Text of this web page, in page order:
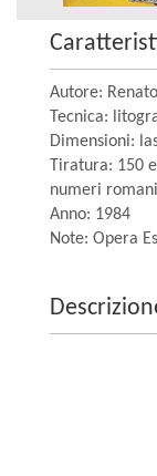
Autore:
Tecnica:
Dimensioni:
Tiratura: 150
numeri romani
Anno: 1984
Note: Opera